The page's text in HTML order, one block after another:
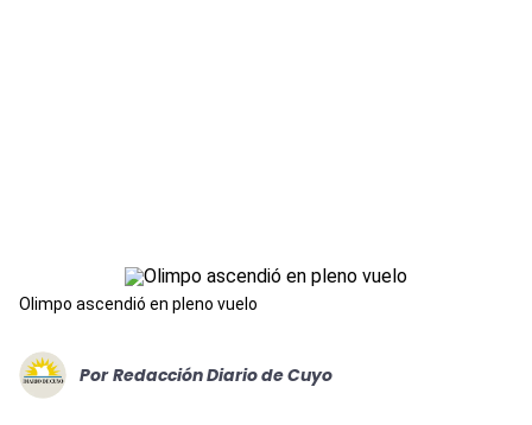
Olimpo ascendió en pleno vuelo
Por Redacción Diario de Cuyo